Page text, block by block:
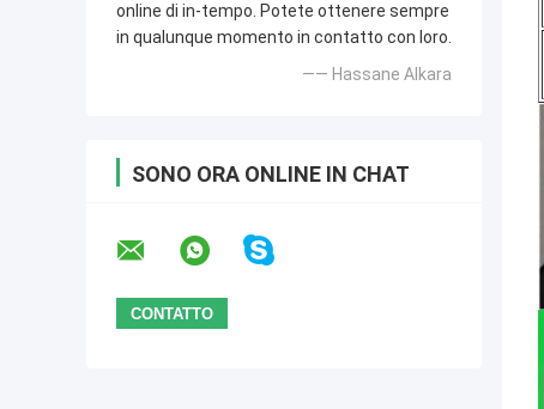
online di in-tempo. Potete ottenere sempre
in qualunque momento in contatto con loro.
—— Hassane Alkara
SONO ORA ONLINE IN CHAT